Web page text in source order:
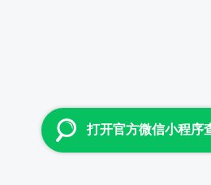
打开官方微信小程序